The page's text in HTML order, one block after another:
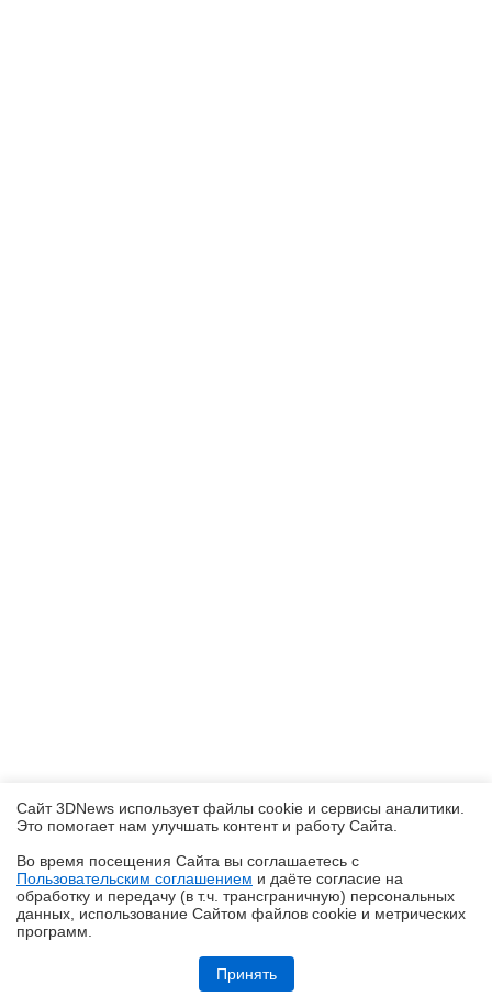
Обзор системы жидкостного охлаждения MSI MEG CoreLiquid E15
360: экран-водопад теперь и на СЖО
Сайт 3DNews использует файлы cookie и сервисы аналитики.
Это помогает нам улучшать контент и работу Cайта.
Во время посещения Cайта вы соглашаетесь с
Пользовательским соглашением и даёте согласие на
обработку и передачу (в т.ч. трансграничную) персональных
данных, использование Cайтом файлов cookie и метрических
программ.
Принять